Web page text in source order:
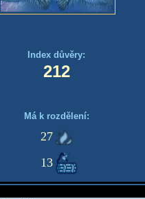
Index důvěry:
212
Má k rozdělení:
27
13